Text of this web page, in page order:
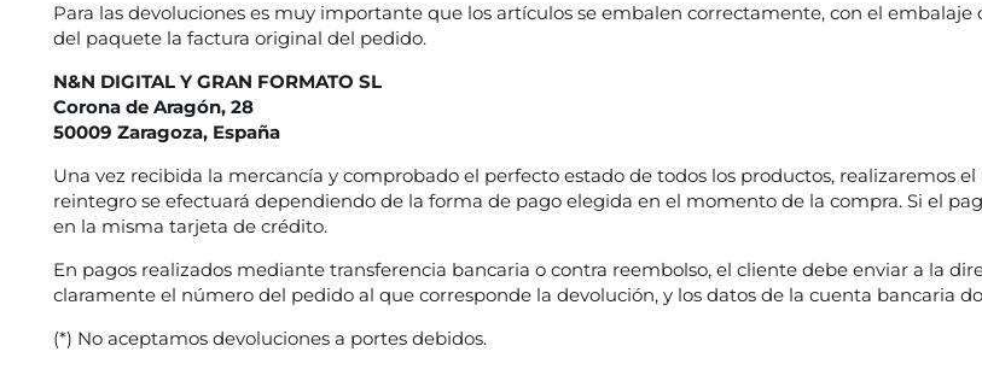
Para las devoluciones es muy importante que los artículos se embalen correctamente, con el
del paquete la factura original del pedido.
N&N DIGITAL Y GRAN FORMATO SL
Corona de Aragón, 28
50009 Zaragoza, España
Una vez recibida la mercancía y comprobado el perfecto estado de todos los productos, realizaremos
reintegro se efectuará dependiendo de la forma de pago elegida en el momento de la compra. Si el
en la misma tarjeta de crédito.
En pagos realizados mediante transferencia bancaria o contra reembolso, el cliente debe enviar a la
claramente el número del pedido al que corresponde la devolución, y los datos de la cuenta bancaria
(*) No aceptamos devoluciones a portes debidos.